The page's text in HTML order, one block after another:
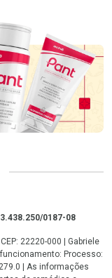
0187-08
22220-000 | Gabriele
Processo:
| As informações